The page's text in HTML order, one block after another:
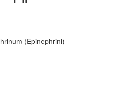
(Epinephrini)